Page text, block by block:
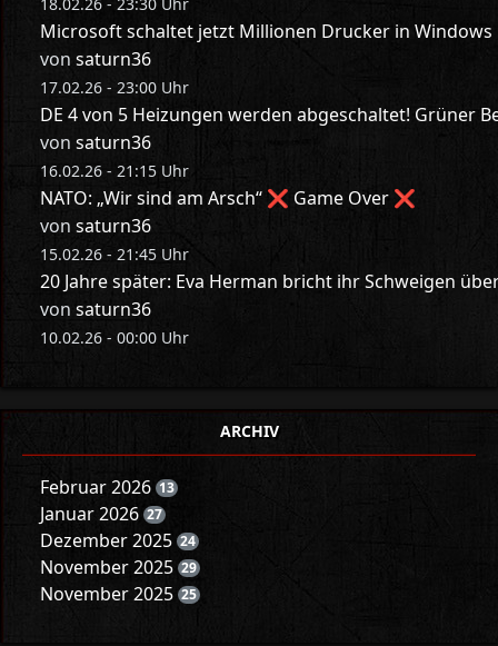
Microsoft schaltet jetzt Millionen Drucker in Windows
von saturn36
17.02.26 - 23:00 Uhr
DE 4 von 5 Heizungen werden abgeschaltet! Grüner
von saturn36
16.02.26 - 21:15 Uhr
NATO: „Wir sind am Arsch“ ❌ Game Over ❌
von saturn36
15.02.26 - 21:45 Uhr
20 Jahre später: Eva Herman bricht ihr Schweigen
von saturn36
10.02.26 - 00:00 Uhr
ARCHIV
Februar 2026 13
Januar 2026 27
Dezember 2025 24
November 2025 29
November 2025 25